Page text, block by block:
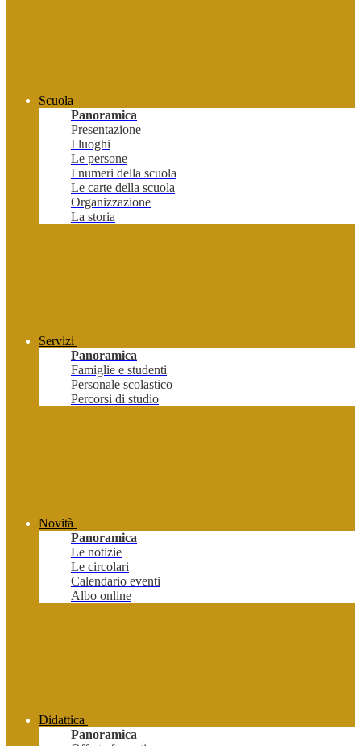
Scuola
Panoramica
Presentazione
I luoghi
Le persone
I numeri della scuola
Le carte della scuola
Organizzazione
La storia
Servizi
Panoramica
Famiglie e studenti
Personale scolastico
Percorsi di studio
Novità
Panoramica
Le notizie
Le circolari
Calendario eventi
Albo online
Didattica
Panoramica